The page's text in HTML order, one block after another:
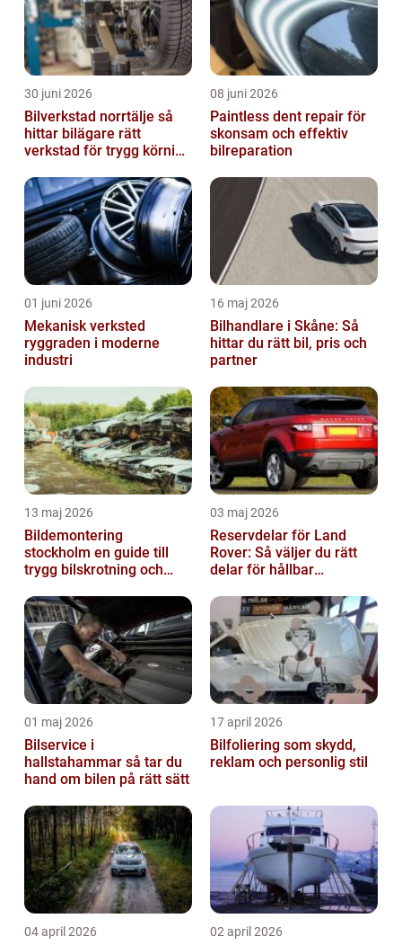
30 juni 2026
Bilverkstad norrtälje så
hittar bilägare rätt
verkstad för trygg körning
08 juni 2026
Paintless dent repair för
skonsam och effektiv
bilreparation
01 juni 2026
Mekanisk verksted
ryggraden i moderne
industri
16 maj 2026
Bilhandlare i Skåne: Så
hittar du rätt bil, pris och
partner
13 maj 2026
Bildemontering
stockholm en guide till
trygg bilskrotning och
03 maj 2026
Reservdelar för Land
Rover: Så väljer du rätt
delar för hållbar
01 maj 2026
Bilservice i
hallstahammar så tar du
hand om bilen på rätt sätt
17 april 2026
Bilfoliering som skydd,
reklam och personlig stil
04 april 2026 02 april 2026